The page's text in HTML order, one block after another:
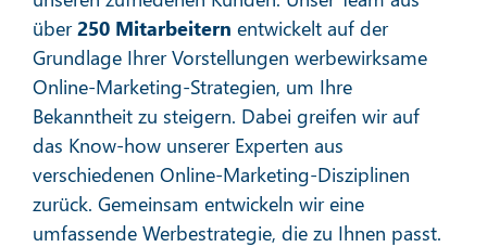
Affiliate-Marketing
über250 Mitarbeitern entwickelt auf der
Grundlage Ihrer Vorstellungen werbewirksame
Online-Marketing-Strategien, um Ihre
Bekanntheit zu steigern. Dabei greifen wir auf
das Know-how unserer Experten aus
verschiedenen Online-Marketing-Disziplinen
zurück. Gemeinsam entwickeln wir eine
umfassende Werbestrategie, die zu Ihnen passt.